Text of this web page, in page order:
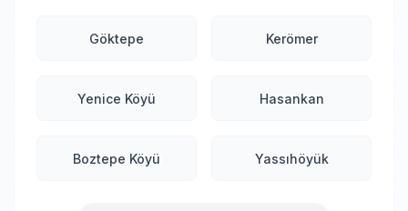
Göktepe Kerömer
Yenice Köyü Hasankan
Boztepe Köyü Yassıhöyük